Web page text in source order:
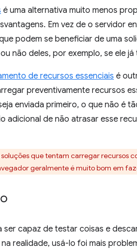
é uma alternativa muito menos
Em vez de o servidor
podem se beneficiar de uma
não deles, por exemplo, se ele
de recursos essenciais é
preventivamente recursos
enviada primeiro, o que não é
adicional de não atrasar esse
soluções que tentam carregar recursos
geralmente é muito bom em
ser capaz de testar coisas e
realidade, usá-lo foi mais